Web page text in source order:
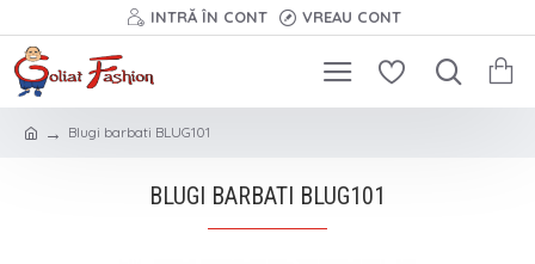
INTRĂ ÎN CONT VREAU CONT
Blugi barbati BLUG101
BLUGI BARBATI BLUG101